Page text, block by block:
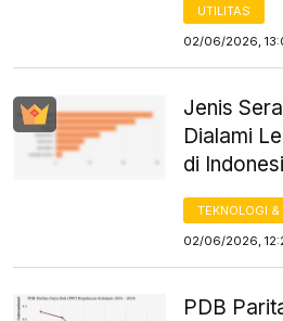
UTILITAS
02/06/2026,
Jenis
Dialami
di
TEKNOLOGI
02/06/2026,
PDB